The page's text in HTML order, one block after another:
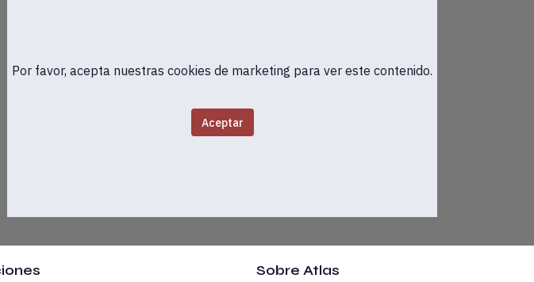
país, un entorno diseñado para fomentar la colaboración entre empresas con la
iniciativa de colaboración de Atlas Tecnológico el pasado 14 de octubre. En la primera
Por favor, acepta nuestras cookies de marketing para ver este contenido.
Aceptar
Sobre Atlas